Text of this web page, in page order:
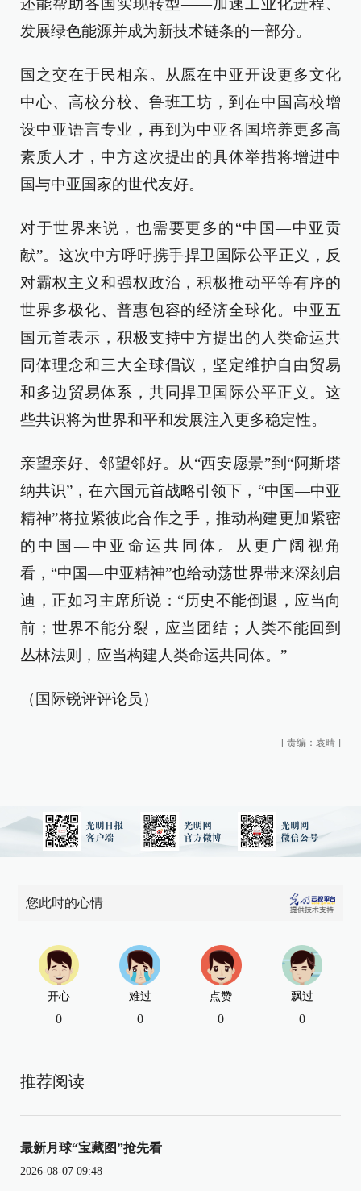
发展绿色能源并成为新技术链条的一部分。
国之交在于民相亲。从愿在中亚开设更多文化
中心、高校分校、鲁班工坊，到在中国高校增
设中亚语言专业，再到为中亚各国培养更多高
素质人才，中方这次提出的具体举措将增进中
国与中亚国家的世代友好。
对于世界来说，也需要更多的“中国—中亚贡
献”。这次中方呼吁携手捍卫国际公平正义，反
对霸权主义和强权政治，积极推动平等有序的
世界多极化、普惠包容的经济全球化。中亚五
国元首表示，积极支持中方提出的人类命运共
同体理念和三大全球倡议，坚定维护自由贸易
和多边贸易体系，共同捍卫国际公平正义。这
些共识将为世界和平和发展注入更多稳定性。
亲望亲好、邻望邻好。从“西安愿景”到“阿斯塔
纳共识”，在六国元首战略引领下，“中国—中亚
精神”将拉紧彼此合作之手，推动构建更加紧密
的中国—中亚命运共同体。从更广阔视角
看，“中国—中亚精神”也给动荡世界带来深刻启
迪，正如习主席所说：“历史不能倒退，应当向
前；世界不能分裂，应当团结；人类不能回到
丛林法则，应当构建人类命运共同体。”
（国际锐评评论员）
[ 责编：袁晴 ]
您此时的心情
开心
0
难过
0
点赞
0
飘过
0
推荐阅读
最新月球“宝藏图”抢先看
2026-08-07 09:48